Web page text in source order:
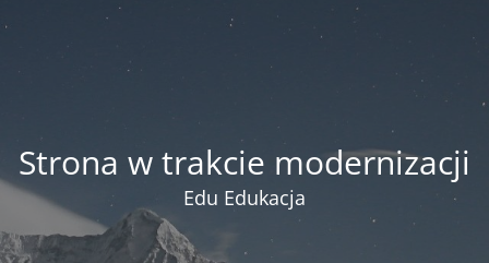
Strona w trakcie modernizacji
Edu Edukacja